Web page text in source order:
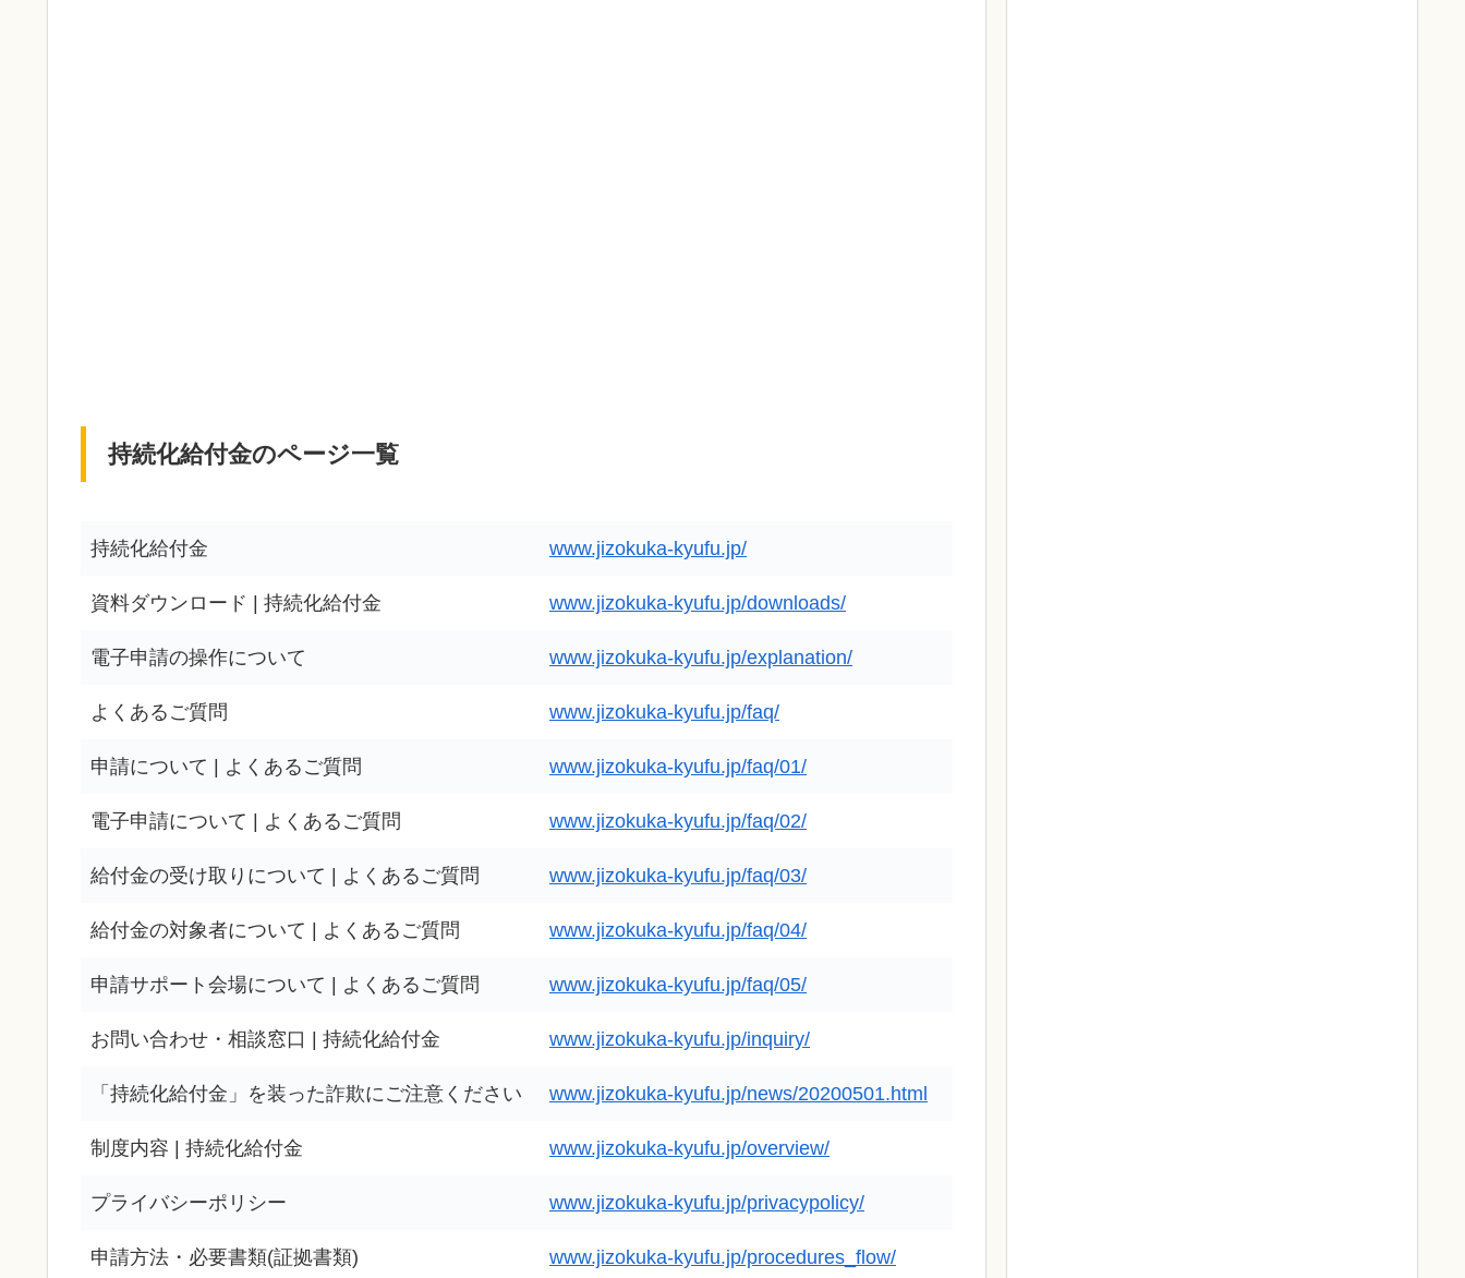
持続化給付金のページ一覧
持続化給付金 www.jizokuka-kyufu.jp/
資料ダウンロード | 持続化給付金 www.jizokuka-kyufu.jp/downloads/
電子申請の操作について www.jizokuka-kyufu.jp/explanation/
よくあるご質問 www.jizokuka-kyufu.jp/faq/
申請について | よくあるご質問 www.jizokuka-kyufu.jp/faq/01/
電子申請について | よくあるご質問 www.jizokuka-kyufu.jp/faq/02/
給付金の受け取りについて | よくあるご質問 www.jizokuka-kyufu.jp/faq/03/
給付金の対象者について | よくあるご質問 www.jizokuka-kyufu.jp/faq/04/
申請サポート会場について | よくあるご質問 www.jizokuka-kyufu.jp/faq/05/
お問い合わせ・相談窓口 | 持続化給付金 www.jizokuka-kyufu.jp/inquiry/
「持続化給付金」を装った詐欺にご注意ください www.jizokuka-kyufu.jp/news/20200501.html
制度内容 | 持続化給付金 www.jizokuka-kyufu.jp/overview/
プライバシーポリシー www.jizokuka-kyufu.jp/privacypolicy/
申請方法・必要書類(証拠書類) www.jizokuka-kyufu.jp/procedures_flow/